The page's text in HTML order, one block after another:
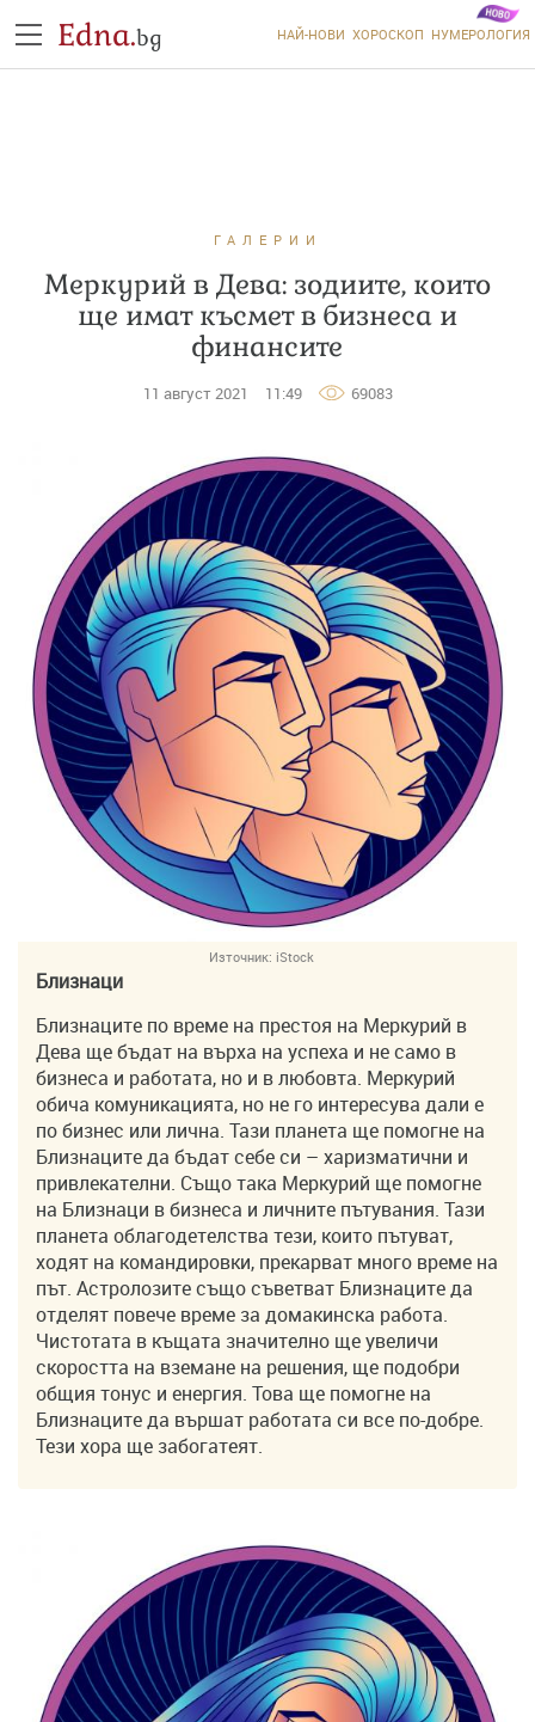
Edna.bg НАЙ-НОВИ ХОРОСКОП НУМЕРОЛОГИЯ
ГАЛЕРИИ
Меркурий в Дева: зодиите, които
ще имат късмет в бизнеса и
финансите
11 август 2021 11:49 69083
Източник: iStock
Близнаци
Близнаците по време на престоя на Меркурий в
Дева ще бъдат на върха на успеха и не само в
бизнеса и работата, но и в любовта. Меркурий
обича комуникацията, но не го интересува дали е
по бизнес или лична. Тази планета ще помогне на
Близнаците да бъдат себе си – харизматични и
привлекателни. Също така Меркурий ще помогне
на Близнаци в бизнеса и личните пътувания. Тази
планета облагодетелства тези, които пътуват,
ходят на командировки, прекарват много време на
път. Астролозите също съветват Близнаците да
отделят повече време за домакинска работа.
Чистотата в къщата значително ще увеличи
скоростта на вземане на решения, ще подобри
общия тонус и енергия. Това ще помогне на
Близнаците да вършат работата си все по-добре.
Тези хора ще забогатеят.